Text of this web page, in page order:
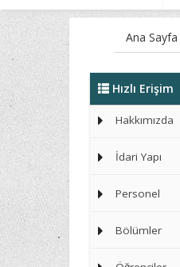
Ana Sayfa
Hızlı Erişim
Hakkımızda
İdari Yapı
Personel
Bölümler